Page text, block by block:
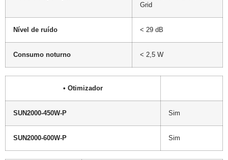
Grid
Nível de ruído < 29 dB
Consumo noturno < 2,5 W
• Otimizador
SUN2000-450W-P Sim
SUN2000-600W-P Sim